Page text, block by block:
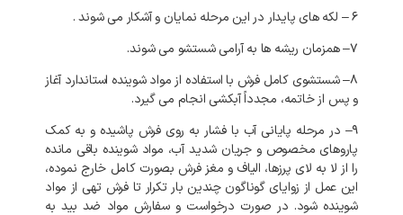
۶– لکه های پایدار در این مرحله نمایان و آشکار می شوند.
۷–همزمان ریشه ها به آرامی شستشو می شوند.
۸–شستشوی کامل فرش با استفاده از مواد شوینده استاندارد آغاز
و پس ازخاتمه، مجدداًآبکشی انجام می گیرد.
۹– در مرحله پایانی آب با فشار به روی فرش پاشیده و به کمک
پاروهای مخصوص و جریان شدید آب، مواد شوینده باقی مانده
را از لا به لای پرزها، الیاف و مغز فرش بصورت کامل خارج نموده،
این عمل از زوایای گوناگون چندین بار تکرار تا فرش تهی از مواد
شوینده شود. در صورت درخواست و سفارش مواد ضد بید به